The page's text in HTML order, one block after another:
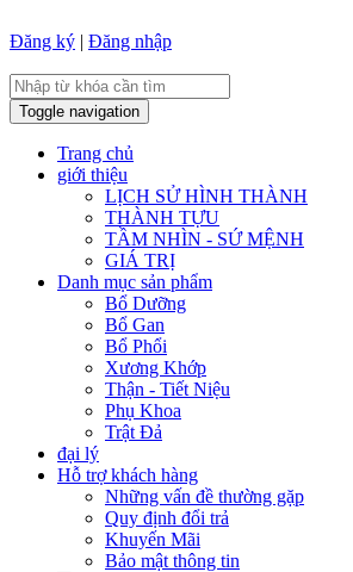
Đăng ký | Đăng nhập
Toggle navigation
Trang chủ
giới thiệu
LỊCH SỬ HÌNH THÀNH
THÀNH TỰU
TẦM NHÌN - SỨ MỆNH
GIÁ TRỊ
Danh mục sản phẩm
Bổ Dưỡng
Bổ Gan
Bổ Phổi
Xương Khớp
Thận - Tiết Niệu
Phụ Khoa
Trật Đả
đại lý
Hỗ trợ khách hàng
Những vấn đề thường gặp
Quy định đổi trả
Khuyến Mãi
Bảo mật thông tin